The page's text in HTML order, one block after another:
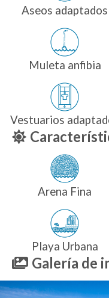
Aseos adaptados
Muleta anfibia
Vestuarios
Arena Fina
Playa Urbana
Galería de